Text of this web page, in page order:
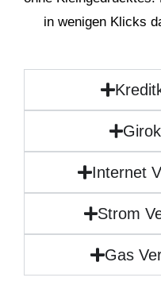
in wenigen Klicks
Internet
Strom
Gas